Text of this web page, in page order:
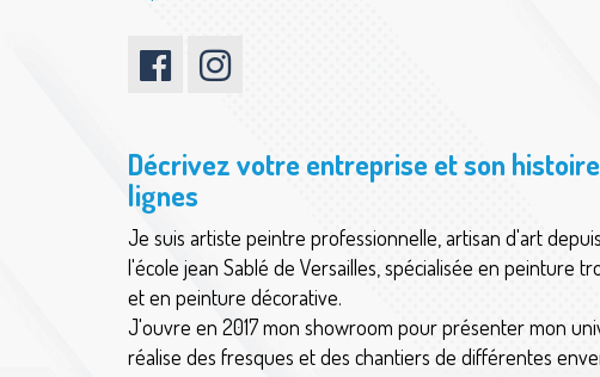
Décrivez votre entreprise et son
lignes
Je suis artiste peintre professionnelle, artisan d'art
l'école jean Sablé de Versailles, spécialisée en peinture
et en peinture décorative.
J'ouvre en 2017 mon showroom pour présenter mon
réalise des fresques et des chantiers de différentes